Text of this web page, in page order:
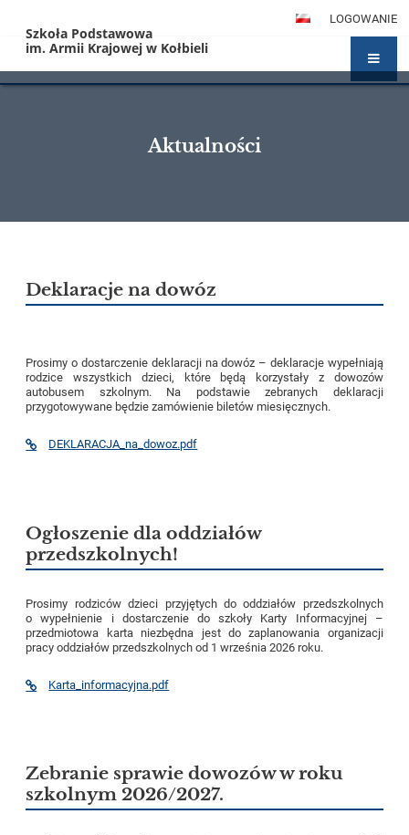
LOGOWANIE
Szkoła Podstawowa
im. Armii Krajowej w Kołbieli
Aktualności
Deklaracje na dowóz
Prosimy o dostarczenie deklaracji na dowóz – deklaracje wypełniają
rodzice wszystkich dzieci, które będą korzystały z dowozów
autobusem szkolnym. Na podstawie zebranych deklaracji
przygotowywane będzie zamówienie biletów miesięcznych.
DEKLARACJA_na_dowoz.pdf
Ogłoszenie dla oddziałów
przedszkolnych!
Prosimy rodziców dzieci przyjętych do oddziałów przedszkolnych
o wypełnienie i dostarczenie do szkoły Karty Informacyjnej –
przedmiotowa karta niezbędna jest do zaplanowania organizacji
pracy oddziałów przedszkolnych od 1 września 2026 roku.
Karta_informacyjna.pdf
Zebranie sprawie dowozów w roku
szkolnym 2026/2027.